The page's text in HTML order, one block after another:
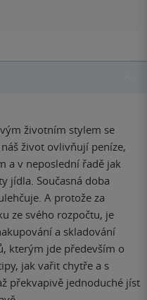
životním stylem se
život ovlivňují peníze,
a v neposlední řadě jak
jídla. Současná doba
A protože za
ze svého rozpočtu, je
a skladování
kterým jde především o
jak vařit chytře a s
překvapivě jednoduché jíst